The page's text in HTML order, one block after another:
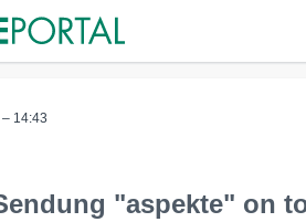
14:43
"aspekte" on